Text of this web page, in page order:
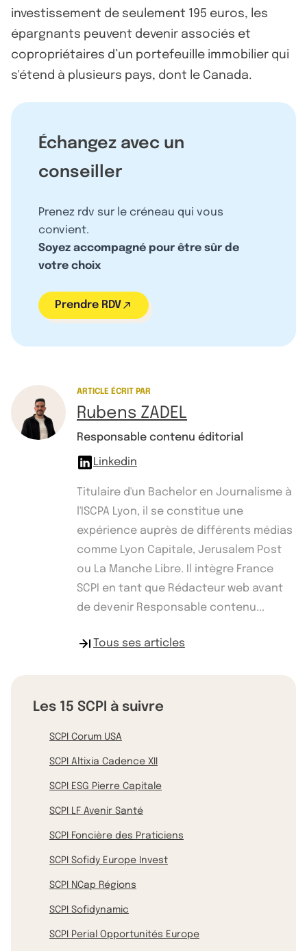
investissement de seulement 195 euros, les
épargnants peuvent devenir associés et
copropriétaires d’un portefeuille immobilier qui
s'étend à plusieurs pays, dont le Canada.
Échangez avec un
conseiller
Prenez rdv sur le créneau qui vous
convient.
Soyez accompagné pour être sûr de
votre choix
Prendre RDV
ARTICLE ÉCRIT PAR
Rubens ZADEL
Responsable contenu éditorial
Linkedin
Titulaire d'un Bachelor en Journalisme à
l'ISCPA Lyon, il se constitue une
expérience auprès de différents médias
comme Lyon Capitale, Jerusalem Post
ou La Manche Libre. Il intègre France
SCPI en tant que Rédacteur web avant
de devenir Responsable contenu...
Tous ses articles
Les 15 SCPI à suivre
SCPI Corum USA
SCPI Altixia Cadence XII
SCPI ESG Pierre Capitale
SCPI LF Avenir Santé
SCPI Foncière des Praticiens
SCPI Sofidy Europe Invest
SCPI NCap Régions
SCPI Sofidynamic
SCPI Perial Opportunités Europe